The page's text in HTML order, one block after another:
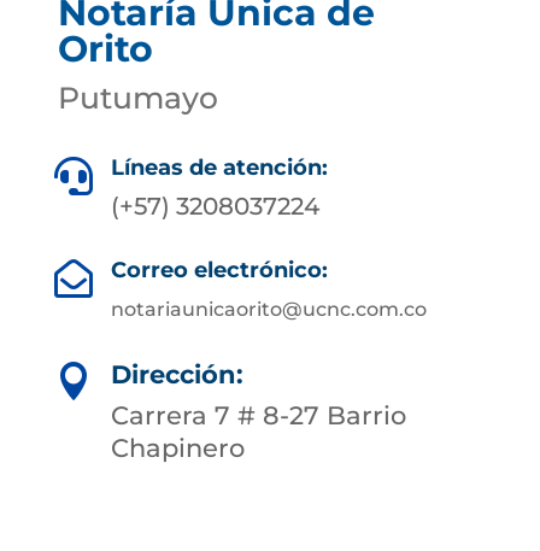
Notaría Única de
Orito
Putumayo
 Líneas de atención:
(+57) 3208037224
 Correo electrónico:
notariaunicaorito@ucnc.com.co

Dirección:
Carrera 7 # 8-27 Barrio
Chapinero